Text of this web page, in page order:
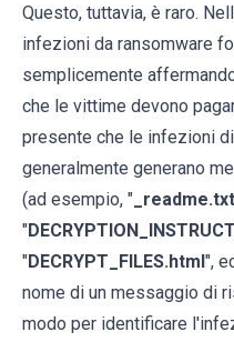
Questo, tuttavia, è raro.
infezioni da ransomware
semplicemente
che le vittime devono
presente che le infezioni
generalmente generano
(ad esempio, " _readme.txt
"
"DECRYPT_FILES.html",
nome di un messaggio di
modo per identificare